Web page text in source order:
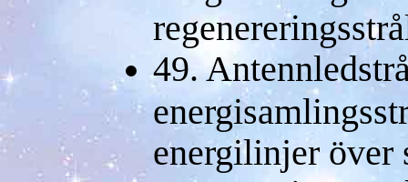
49.
energilinjer över